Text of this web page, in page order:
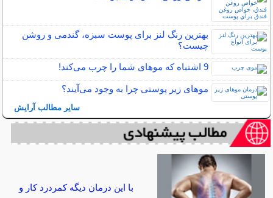
بهترین رنگ لنز برای پوست سبزه، گندمی و روشن
چیست؟
9 اشتباه که موهای شما را چرب می‌کند!
مو‌های زیر پوستی چرا به وجود می‌آیند؟
سایر مطالب آرایش
با این درمان دیگه کمردرد کار و